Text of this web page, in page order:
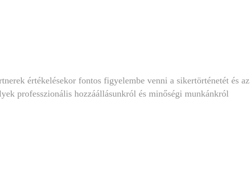
értékelésekor fontos figyelembe venni a sikertörténetét és az
professzionális hozzáállásunkról és minőségi munkánkról